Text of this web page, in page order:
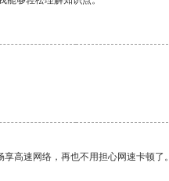
高速网络，再也不用担心网速卡顿了。